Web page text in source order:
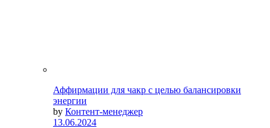
Аффирмации для чакр с целью балансировки
энергии
by Контент-менеджер
13.06.2024